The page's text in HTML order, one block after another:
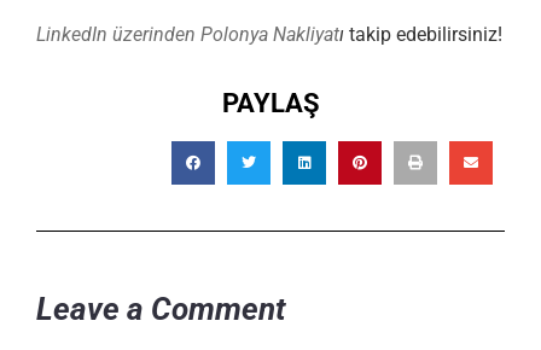
LinkedIn üzerinden Polonya Nakliyatı takip edebilirsiniz!
PAYLAŞ
Leave a Comment